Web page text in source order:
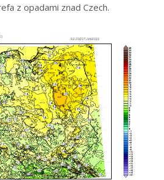
z opadami znad Czech.